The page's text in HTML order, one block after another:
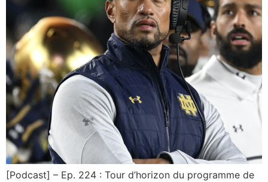
[Podcast] – Ep. 224 : Tour d’horizon du programme de